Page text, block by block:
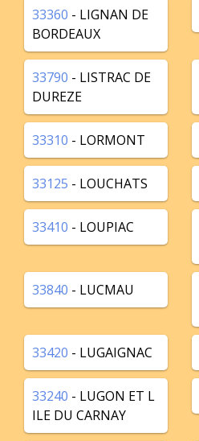
33360 - LIGNAN DE
BORDEAUX
33790 - LISTRAC DE
DUREZE
33310 - LORMONT
33125 - LOUCHATS
33410 - LOUPIAC
33840 - LUCMAU
33420 - LUGAIGNAC
33240 - LUGON ET L
ILE DU CARNAY